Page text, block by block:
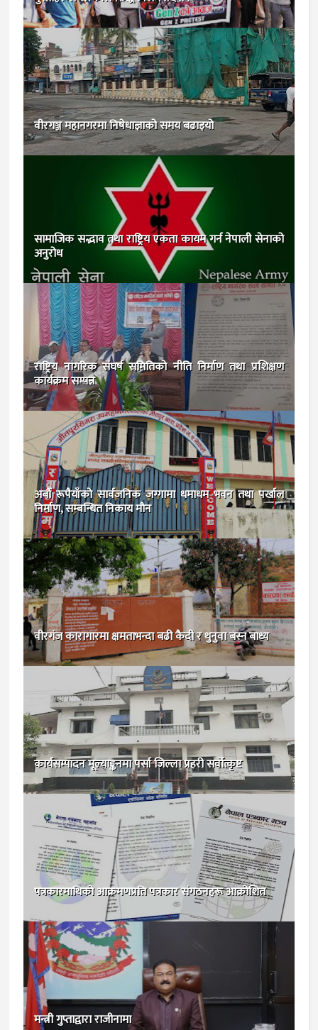
वीरगञ्ज महानगरमा निषेधाज्ञाको समय बढाइयो
सामाजिक सद्भाव तथा राष्ट्रिय एकता कायम गर्न नेपाली सेनाको
अनुरोध
राष्ट्रिय नागरिक संघर्ष समितिको नीति निर्माण तथा प्रशिक्षण
कार्यक्रम सम्पन्न
अर्बाै रूपैयाँकाे सार्वजनिक जग्गामा धमाधम भवन तथा पर्खाल
निर्माण, सम्बन्धित निकाय माैन
वीरगंज कारागारमा क्षमताभन्दा बढी कैदी र थुनुवा बस्न बाध्य
कार्यसम्पादन मूल्याङ्कनमा पर्सा जिल्ला प्रहरी सर्वाेत्कृष्ट
पत्रकारमाथिको आक्रमणप्रति पत्रकार संगठनहरू आक्रोशित
मन्त्री गुप्ताद्वारा राजीनामा